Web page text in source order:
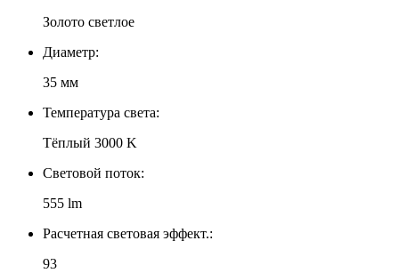
Золото светлое
Диаметр:
35 мм
Температура света:
Тёплый 3000 K
Световой поток:
555 lm
Расчетная световая эффект.:
93